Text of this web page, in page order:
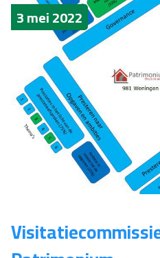
3 mei 2022